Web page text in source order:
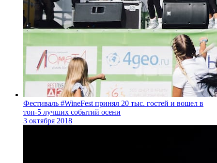
Фестиваль #WineFest принял 20 тыс. гостей и вошел в
топ-5 лучших событий осени
3 октября 2018